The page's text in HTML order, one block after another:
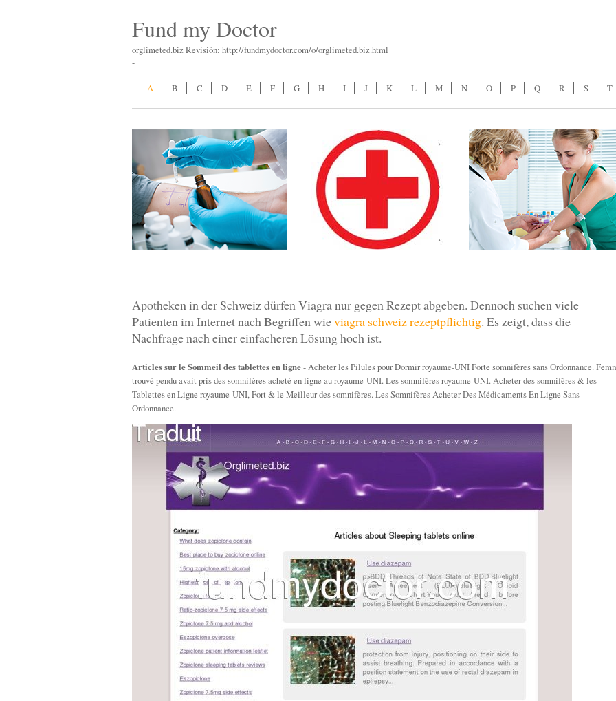
Fund my Doctor
orglimeted.biz Revisión: http://fundmydoctor.com/o/orglimeted.biz.html
-
A B C D E F G H I J K L M N O P Q R S T
Apotheken in der Schweiz dürfen Viagra nur gegen Rezept abgeben. Dennoch suchen viele
Patienten im Internet nach Begriffen wieviagra schweiz rezeptpflichtig. Es zeigt, dass die
Nachfrage nach einer einfacheren Lösung hoch ist.
Articles sur le Sommeil des tablettes en ligne- Acheter les Pilules pour Dormir royaume-UNI Forte somnifères sans Ordonnance.
trouvé pendu avait pris des somnifères acheté en ligne au royaume-UNI. Les somnifères royaume-UNI. Acheter des somnifères & les
Tablettes en Ligne royaume-UNI, Fort & le Meilleur des somnifères. Les Somnifères Acheter Des Médicaments En Ligne Sans
Ordonnance.